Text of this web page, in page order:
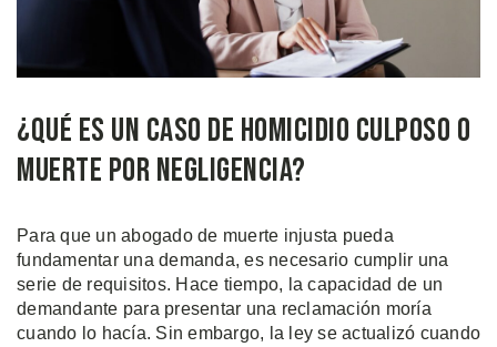
¿Qué es un Caso de Homicidio Culposo o
Muerte Por Negligencia?
Para que un abogado de muerte injusta pueda
fundamentar una demanda, es necesario cumplir una
serie de requisitos. Hace tiempo, la capacidad de un
demandante para presentar una reclamación moría
cuando lo hacía. Sin embargo, la ley se actualizó cuando